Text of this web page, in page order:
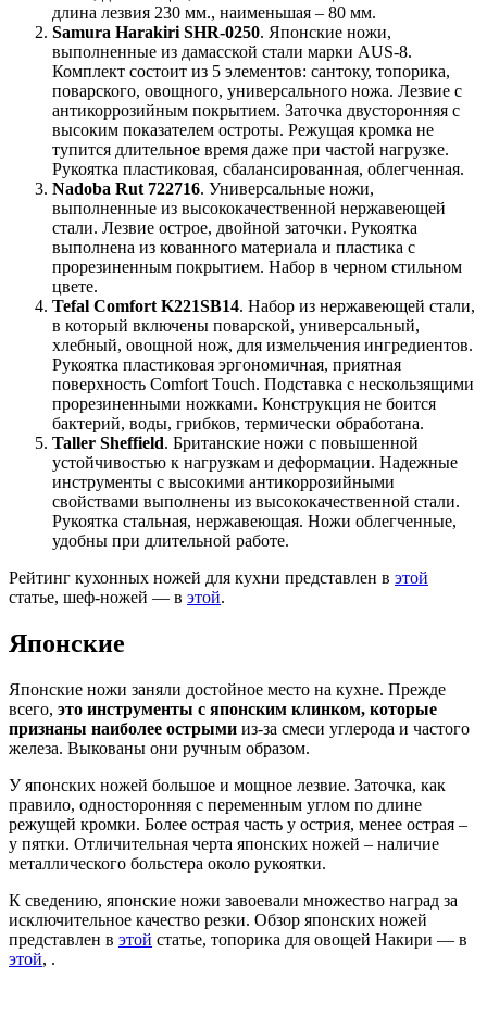
длина лезвия 230 мм., наименьшая – 80 мм.
Samura Harakiri SHR-0250. Японские ножи,
выполненные из дамасской стали марки AUS-8.
Комплект состоит из 5 элементов: сантоку, топорика,
поварского, овощного, универсального ножа. Лезвие с
антикоррозийным покрытием. Заточка двусторонняя с
высоким показателем остроты. Режущая кромка не
тупится длительное время даже при частой нагрузке.
Рукоятка пластиковая, сбалансированная, облегченная.
Nadoba Rut 722716. Универсальные ножи,
выполненные из высококачественной нержавеющей
стали. Лезвие острое, двойной заточки. Рукоятка
выполнена из кованного материала и пластика с
прорезиненным покрытием. Набор в черном стильном
цвете.
Tefal Comfort K221SB14. Набор из нержавеющей стали,
в который включены поварской, универсальный,
хлебный, овощной нож, для измельчения ингредиентов.
Рукоятка пластиковая эргономичная, приятная
поверхность Comfort Touch. Подставка с нескользящими
прорезиненными ножками. Конструкция не боится
бактерий, воды, грибков, термически обработана.
Taller Sheffield. Британские ножи с повышенной
устойчивостью к нагрузкам и деформации. Надежные
инструменты с высокими антикоррозийными
свойствами выполнены из высококачественной стали.
Рукоятка стальная, нержавеющая. Ножи облегченные,
удобны при длительной работе.
Рейтинг кухонных ножей для кухни представлен в этой
статье, шеф-ножей — в этой.
Японские
Японские ножи заняли достойное место на кухне. Прежде
всего, это инструменты с японским клинком, которые
признаны наиболее острыми из-за смеси углерода и частого
железа. Выкованы они ручным образом.
У японских ножей большое и мощное лезвие. Заточка, как
правило, односторонняя с переменным углом по длине
режущей кромки. Более острая часть у острия, менее острая –
у пятки. Отличительная черта японских ножей – наличие
металлического больстера около рукоятки.
К сведению, японские ножи завоевали множество наград за
исключительное качество резки. Обзор японских ножей
представлен в этой статье, топорика для овощей Накири — в
этой, .